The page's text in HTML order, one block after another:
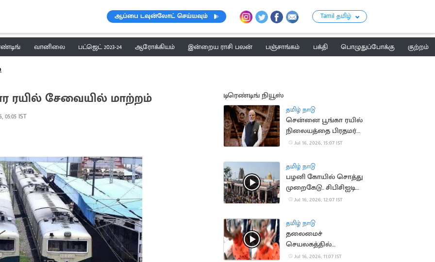
ஆப்பை டவுன்லோட் செய்யவும் Tamil தமிழ்
வானிலை பட்ஜெட் 2023-24 ஆரோக்கியம் இன்றைய ராசி பலன் பஞ்சாங்கம் பக்தி பொழுதுப்போக்கு
குற்றம்
ரயில் சேவையில் மாற்றம்
05:05 IST
டிரெண்டிங் நியூஸ்
தமிழ் நாடு
சென்னை பூங்கா ரயில்
நிலையத்தை பிரதமர்
மோடி நாளை திறந்து
Jul 16, 2026, 15:07 IST
தமிழ் நாடு
பழனி கோயில் சொத்து
முறைகேடு.. சிபிசிஐடி
விசாரணை
Jul 16, 2026, 12:07 IST
தமிழ் நாடு
தலைமைச்
செயலகத்தில்
தீக்குளிக்க முயன்ற
Jul 16, 2026, 11:07 IST